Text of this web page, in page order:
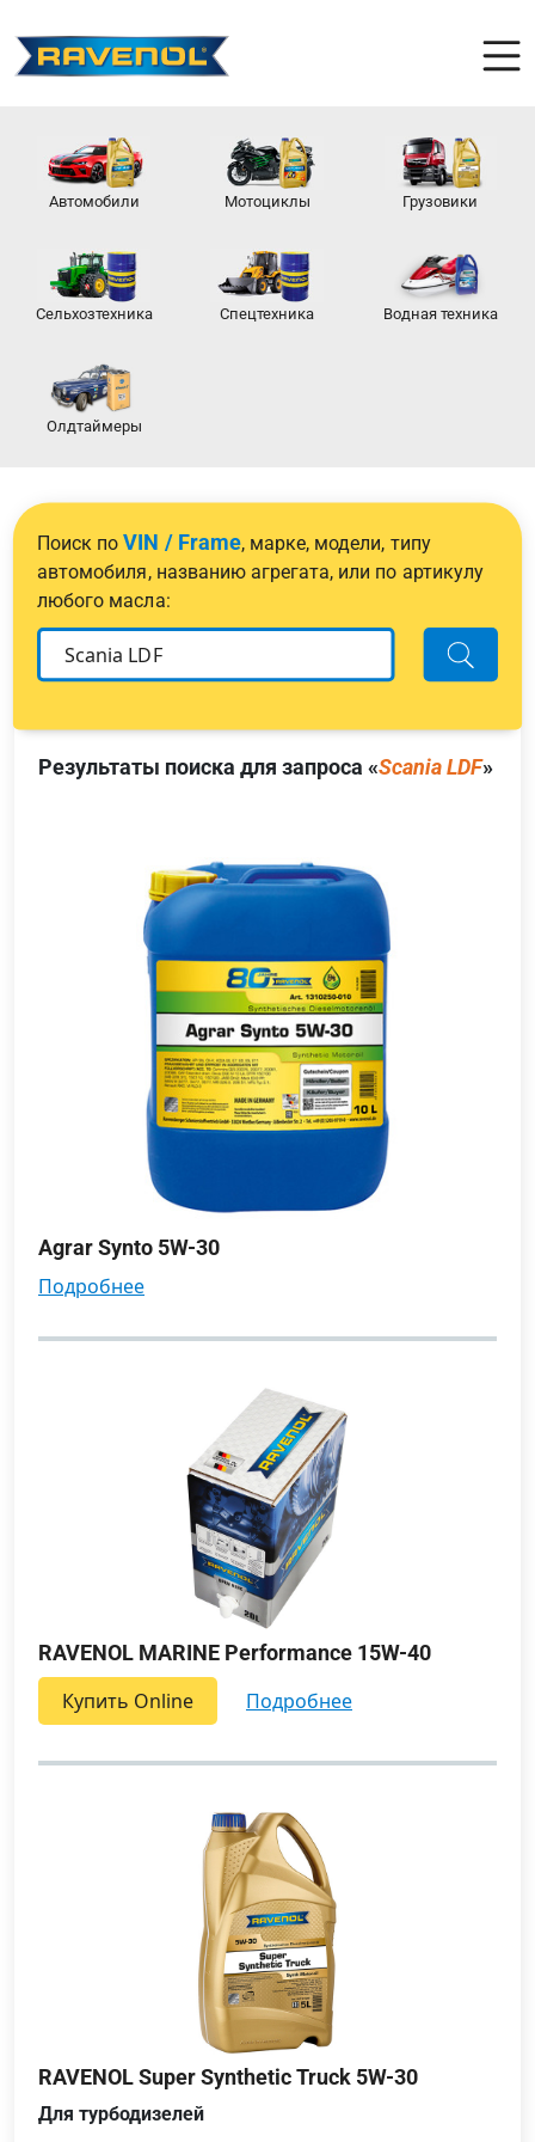
Автомобили Мотоциклы Грузовики
Сельхозтехника Спецтехника Водная техника
Олдтаймеры
Поиск поVIN / Frame, марке, модели, типу
автомобиля, названию агрегата, или по артикулу
любого масла:
Результаты поиска для запроса «Scania LDF»
Agrar Synto 5W-30
подробнее
RAVENOL MARINE Performance 15W-40
Купить Online подробнее
RAVENOL Super Synthetic Truck 5W-30
Для турбодизелей